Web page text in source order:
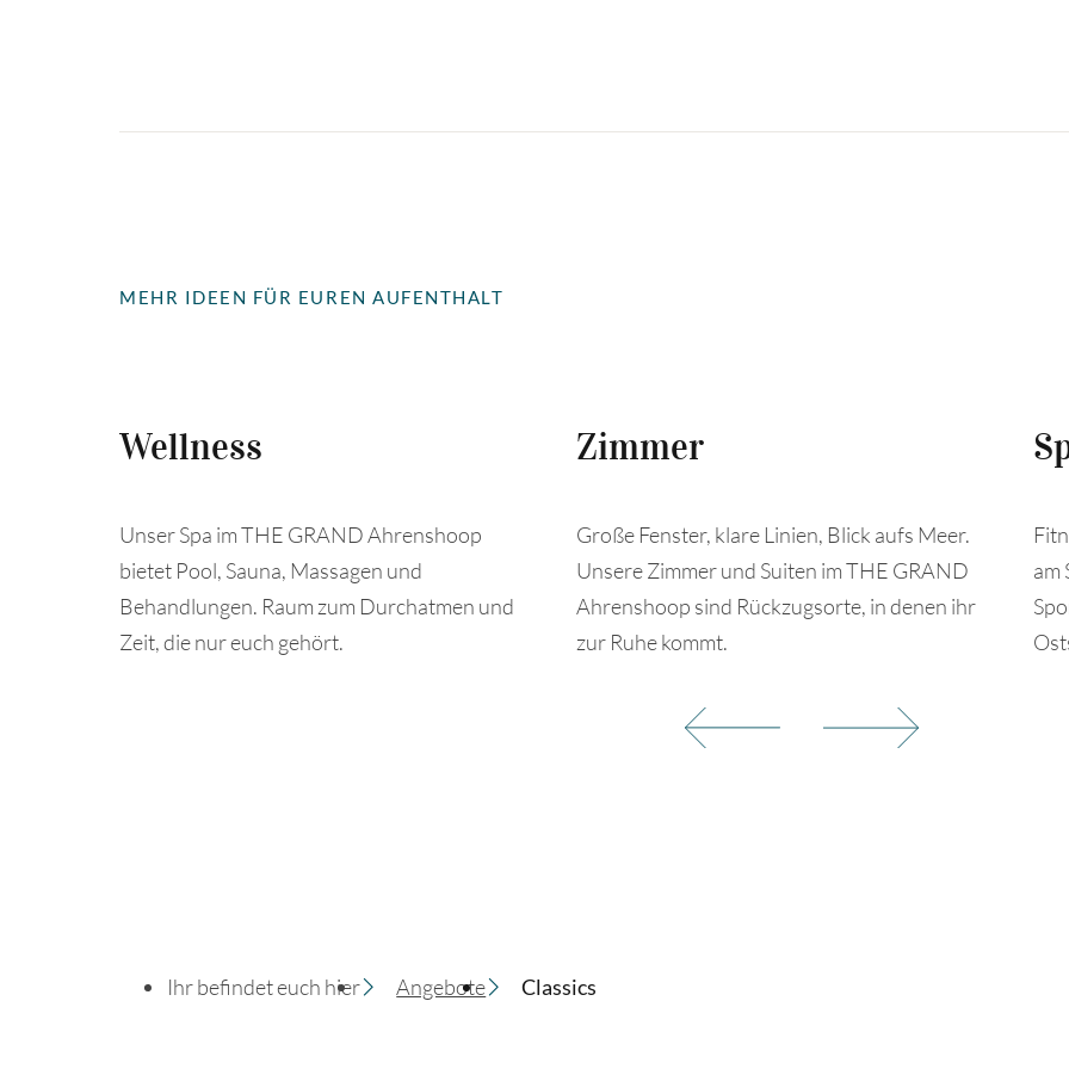
MEHR IDEEN FÜR EUREN AUFENTHALT
Wellness
Unser Spa im THE GRAND Ahrenshoop
bietet Pool, Sauna, Massagen und
Behandlungen. Raum zum Durchatmen und
Zeit, die nur euch gehört.
Zimmer
Große Fenster, klare Linien, Blick aufs Meer.
Unsere Zimmer und Suiten im THE GRAND
Ahrenshoop sind Rückzugsorte, in denen ihr
zur Ruhe kommt.
am
Ihr befindet euch hier Angebote Classics